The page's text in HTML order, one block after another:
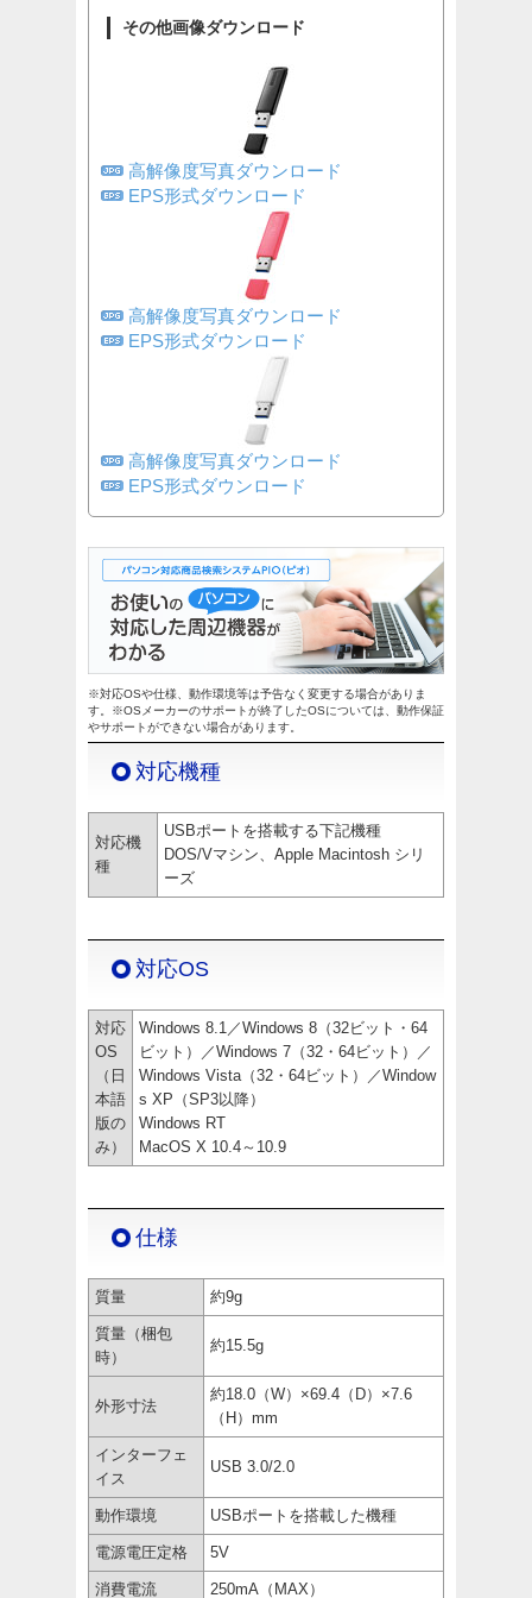
その他画像ダウンロード
高解像度写真ダウンロード
EPS形式ダウンロード
高解像度写真ダウンロード
EPS形式ダウンロード
高解像度写真ダウンロード
EPS形式ダウンロード
※対応OSや仕様、動作環境等は予告なく変更する場合がありま
す。※OSメーカーのサポートが終了したOSについては、動作保証
やサポートができない場合があります。
対応機種
対応機
種
USBポートを搭載する下記機種
DOS/Vマシン、Apple Macintosh シリ
ーズ
対応OS
対応
OS
（日
本語
版の
み）
Windows 8.1／Windows 8（32ビット・64
ビット）／Windows 7（32・64ビット）／
Windows Vista（32・64ビット）／Window
s XP（SP3以降）
Windows RT
MacOS X 10.4～10.9
仕様
質量 約9g
質量（梱包
時）
約15.5g
外形寸法
約18.0（W）×69.4（D）×7.6
（H）mm
インターフェ
イス
USB 3.0/2.0
動作環境 USBポートを搭載した機種
電源電圧定格 5V
消費電流 250mA（MAX）